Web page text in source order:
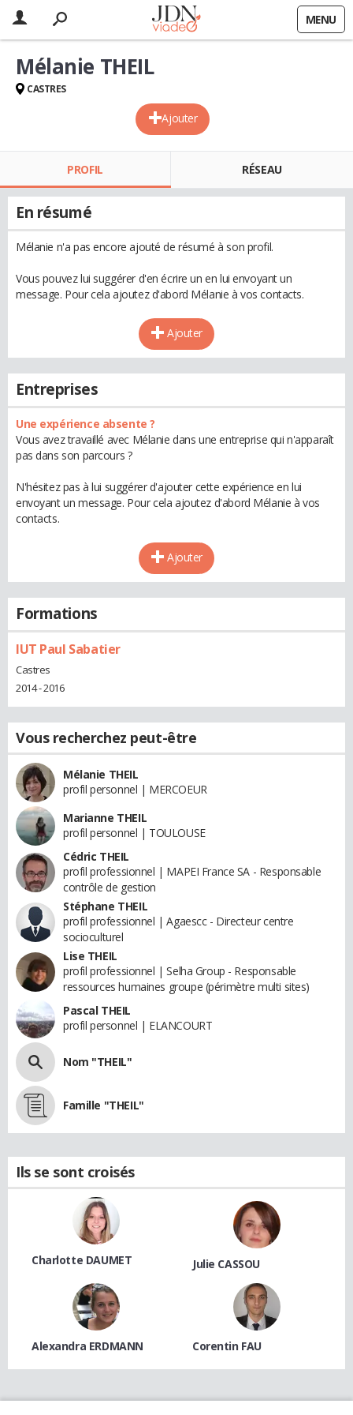
MENU
Ajouter
Mélanie THEIL
CASTRES
PROFIL RÉSEAU
En résumé
Mélanie n'a pas encore ajouté de résumé à son profil.
Vous pouvez lui suggérer d'en écrire un en lui envoyant un
message. Pour cela ajoutez d'abord Mélanie à vos contacts.
Ajouter
Entreprises
Une expérience absente ?
Vous avez travaillé avec Mélanie dans une entreprise qui n'apparaît
pas dans son parcours ?
N'hésitez pas à lui suggérer d'ajouter cette expérience en lui
envoyant un message. Pour cela ajoutez d'abord Mélanie à vos
contacts.
Ajouter
Formations
IUT Paul Sabatier
Castres
2014 - 2016
Vous recherchez peut-être
Mélanie THEIL
profil personnel | MERCOEUR
Marianne THEIL
profil personnel | TOULOUSE
Cédric THEIL
profil professionnel | MAPEI France SA - Responsable
contrôle de gestion
Stéphane THEIL
profil professionnel | Agaescc - Directeur centre
socioculturel
Lise THEIL
profil professionnel | Selha Group - Responsable
ressources humaines groupe (périmètre multi sites)
Pascal THEIL
profil personnel | ELANCOURT
Nom "THEIL"
Famille "THEIL"
Ils se sont croisés
Charlotte DAUMET Julie CASSOU
Alexandra ERDMANN Corentin FAU